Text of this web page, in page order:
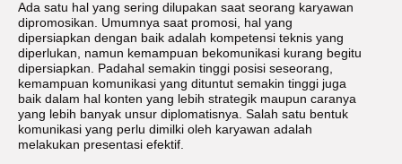
Ada satu hal yang sering dilupakan saat seorang karyawan
dipromosikan. Umumnya saat promosi, hal yang
dipersiapkan dengan baik adalah kompetensi teknis yang
diperlukan, namun kemampuan bekomunikasi kurang begitu
dipersiapkan. Padahal semakin tinggi posisi seseorang,
kemampuan komunikasi yang dituntut semakin tinggi juga
baik dalam hal konten yang lebih strategik maupun caranya
yang lebih banyak unsur diplomatisnya. Salah satu bentuk
komunikasi yang perlu dimilki oleh karyawan adalah
melakukan presentasi efektif.